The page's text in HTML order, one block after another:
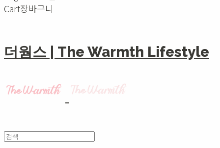
Cart장바구니
더웜스 | The Warmth Lifestyle